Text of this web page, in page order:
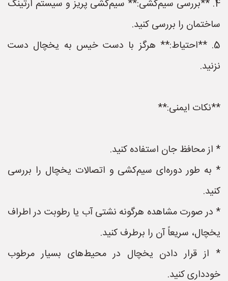
4. **بررسی سیم‌کشی:** سیم‌کشی پریز و سیستم ارتینگ
ساختمان را بررسی کنید.
5. **احتیاط:** هرگز با دست خیس به یخچال دست
نزنید.
**نکات ایمنی:**
* از محافظ جان استفاده کنید.
* به طور دوره‌ای سیم‌کشی و اتصالات یخچال را بررسی
کنید.
* در صورت مشاهده هرگونه نشتی آب یا رطوبت در اطراف
یخچال، سریعاً آن را برطرف کنید.
* از قرار دادن یخچال در محیط‌های بسیار مرطوب
خودداری کنید.